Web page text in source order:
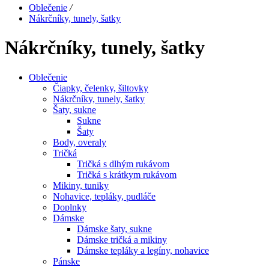
Oblečenie /
Nákrčníky, tunely, šatky
Nákrčníky, tunely, šatky
Oblečenie
Čiapky, čelenky, šiltovky
Nákrčníky, tunely, šatky
Šaty, sukne
Sukne
Šaty
Body, overaly
Tričká
Tričká s dlhým rukávom
Tričká s krátkym rukávom
Mikiny, tuniky
Nohavice, tepláky, pudláče
Doplnky
Dámske
Dámske šaty, sukne
Dámske tričká a mikiny
Dámske tepláky a legíny, nohavice
Pánske